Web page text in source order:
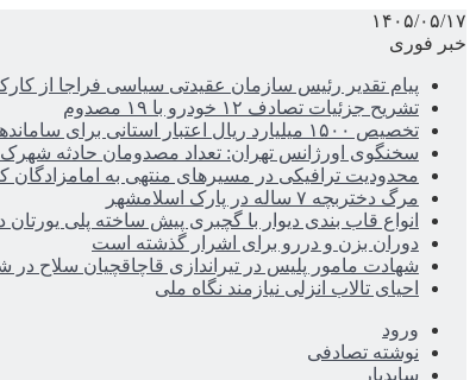
۱۴۰۵/۰۵/۱۷
خبر فوری
پیام تقدیر رئیس سازمان عقیدتی سیاسی فراجا از
تشریح جزئیات تصادف ۱۲ خودرو با ۱۹ مصدوم
تخصیص ۱۵۰۰ میلیارد ریال اعتبار استانی برای ساماندهی بافت قدیم دزفول
سخنگوی اورژانس تهران: تعداد مصدومان حادثه شهرک شمس
محدودیت ترافیکی در مسیرهای منتهی به
مرگ دختربچه ۷ ساله در پارک اسلامشهر
انواع قاب بندی دیوار با گچبری پیش ساخته پلی
دوران بزن و دررو برای اشرار گذشته است
شهادت مامور پلیس در تیراندازی قاچاقچیان سلاح در
احیای تالاب انزلی نیازمند نگاه ملی
ورود
نوشته تصادفی
سایدبار